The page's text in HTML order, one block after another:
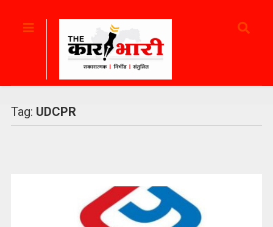
Tag: UDCPR